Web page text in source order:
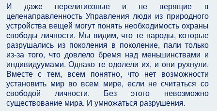
И даже нерелигиозные и не верящие в
целенаправленность Управления люди из природного
устройства вещей могут понять необходимость охраны
свободы личности. Мы видим, что те народы, которые
разрушались из поколения в поколение, пали только
из-за того, что довлело бремя над меньшинствами и
индивидуумами. Однако те одолели их, и они рухнули.
Вместе с тем, всем понятно, что нет возможности
установить мир во всем мире, если не считаться со
свободой личности. Без этого невозможно
существование мира. И умножаться разрушения.